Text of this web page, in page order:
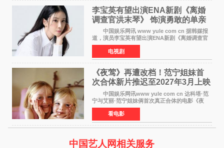
李宝英有望出演ENA新剧《离婚
调查官洪末琴》 饰演勇敢的单亲
妈妈家事调查官
中国娱乐网讯 www yule com cn 据韩媒报
道，演员李宝英有望出演ENA新剧《离婚调查官
洪末琴》女主角，引发观众期待。 李宝英在
剧中饰演家庭法院家事调查官洪末琴一角——即
使在极限状况
电视剧
《夜莺》再遭改档！范宁姐妹首
次合体新片推迟至2027年3月上映
中国娱乐网讯www yule com cn 达科塔·范
宁与艾丽·范宁姐妹俩首次真正合体的电影《夜
莺》再度改档，从原定的2027年2月12日推迟至
同年3月19日北美上映，片方希望借此利用春假档
期争取更多年轻
看电影
中国艺人网相关服务